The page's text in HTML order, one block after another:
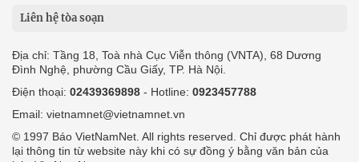
Liên hệ tòa soạn
Địa chỉ: Tầng 18, Toà nhà Cục Viễn thông (VNTA), 68 Dương
Đình Nghệ, phường Cầu Giấy, TP. Hà Nội.
Điện thoại: 02439369898 - Hotline: 0923457788
Email: vietnamnet@vietnamnet.vn
© 1997 Báo VietNamNet. All rights reserved. Chỉ được phát hành
lại thông tin từ website này khi có sự đồng ý bằng văn bản của